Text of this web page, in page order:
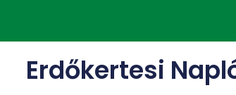
Erdőkertesi